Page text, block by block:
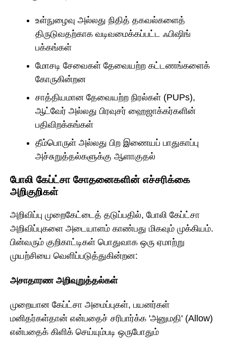
உள்நுழைவு அல்லது நிதித் தகவல்களைத்
திருடுவதற்காக வடிவமைக்கப்பட்ட ஃபிஷிங்
பக்கங்கள்
மோசடி சேவைகள் தேவையற்ற கட்டணங்களைக்
கோருகின்றன
சாத்தியமான தேவையற்ற நிரல்கள் (PUPs),
ஆட்வேர் அல்லது பிரவுசர் ஹைஜாக்கர்களின்
பதிவிறக்கங்கள்
தீம்பொருள் அல்லது பிற இணையப் பாதுகாப்பு
அச்சுறுத்தல்களுக்கு ஆளாகுதல்
போலி கேப்ட்சா சோதனைகளின் எச்சரிக்கை
அறிகுறிகள்
அறிவிப்பு முறைகேட்டைத் தடுப்பதில், போலி கேப்ட்சா
அறிவிப்புகளை அடையாளம் காண்பது மிகவும் முக்கியம்.
பின்வரும் குறிகாட்டிகள் பொதுவாக ஒரு ஏமாற்று
முயற்சியை வெளிப்படுத்துகின்றன:
அசாதாரண அறிவுறுத்தல்கள்
முறையான கேப்ட்சா அமைப்புகள், பயனர்கள்
மனிதர்கள்தான் என்பதைச் சரிபார்க்க 'அனுமதி' (Allow)
என்பதைக் கிளிக் செய்யும்படி ஒருபோதும்